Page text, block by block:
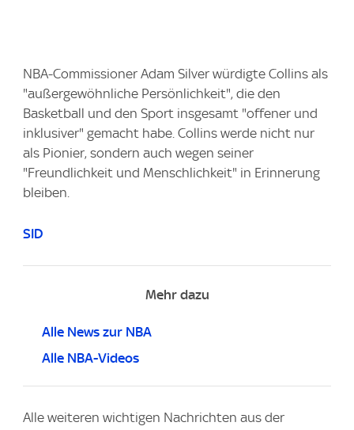
NBA-Commissioner Adam Silver würdigte Collins als
"außergewöhnliche Persönlichkeit", die den
Basketball und den Sport insgesamt "offener und
inklusiver" gemacht habe. Collins werde nicht nur
als Pionier, sondern auch wegen seiner
"Freundlichkeit und Menschlichkeit" in Erinnerung
bleiben.
SID
Mehr dazu
Alle News zur NBA
Alle NBA-Videos
Alle weiteren wichtigen Nachrichten aus der